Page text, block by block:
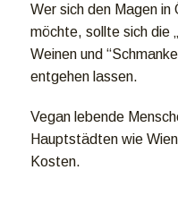
Wer sich den Magen in
möchte, sollte sich die
Weinen und
entgehen lassen.
Vegan lebende
Hauptstädten wie
Kosten.